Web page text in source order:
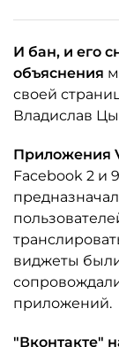
И бан, и его
объяснения
своей
Владислав
Приложения
Facebook 2 и
виджеты
приложений.
"Вконтакте"